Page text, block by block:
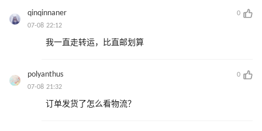
qinqinnaner
0
07-08 22:12
我一直走转运，比直邮划算
polyanthus
0
07-08 21:32
订单发货了怎么看物流？